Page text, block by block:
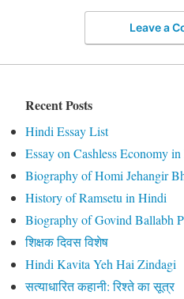
Leave a
Recent Posts
Hindi Essay List
Essay on Cashless Economy
Biography of Homi Jehangir
History of Ramsetu in Hindi
Biography of Govind Ballabh
शिक्षक दिवस विशेष
Hindi Kavita Yeh Hai Zindagi
सत्याधारित कहानी: रिश्ते का सूत्र